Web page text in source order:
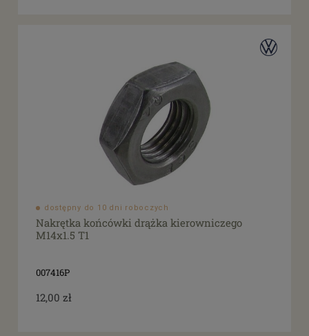
dostępny do 10 dni roboczych
Nakrętka końcówki drążka kierowniczego
M14x1.5 T1
007416P
12,00 zł